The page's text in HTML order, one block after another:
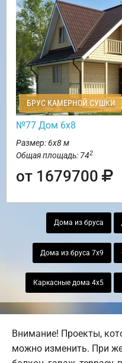
БРУС КАМЕРНОЙ СУШКИ
№77 Дом 6х8
Размер: 6х8 м
Общая площадь: 742
от 1679700
Дома из бруса
Дома из бруса 7х9
Каркасные дома 4х5
Внимание! Проекты,
можно изменить. При